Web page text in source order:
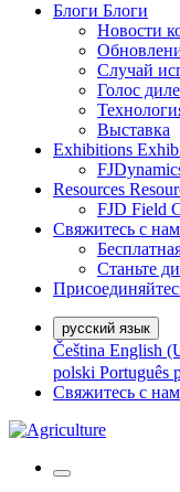
Блоги Блоги
Новости
Случай
Голос
Выставка
Exhibitions
Resources
FJD Field
Свяжитесь с
Станьте
русский язык
Čeština English
polski Português
Свяжитесь с